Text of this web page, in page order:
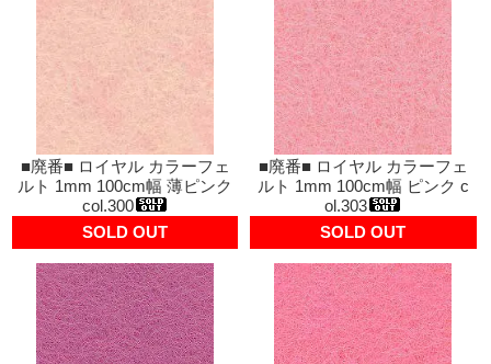
■廃番■ ロイヤル カラーフェ
ルト 1mm 100cm幅 薄ピンク
col.300
SOLD OUT
■廃番■ ロイヤル カラーフェ
ルト 1mm 100cm幅 ピンク c
ol.303
SOLD OUT